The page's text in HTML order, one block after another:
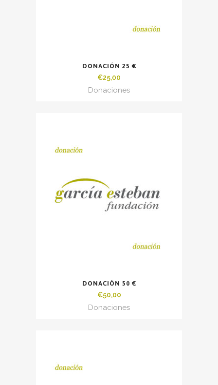
DONACIÓN 25 €
€25,00
Donaciones
DONACIÓN 50 €
€50,00
Donaciones